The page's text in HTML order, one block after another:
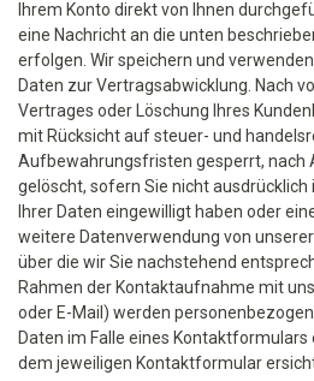
Ihrem Konto direkt von Ihnen
eine Nachricht an die unten
erfolgen. Wir speichern und
Daten zur Vertragsabwicklung. Nach
Vertrages oder Löschung Ihres
mit Rücksicht auf steuer- und
Aufbewahrungsfristen gesperrt, nach
gelöscht, sofern Sie nicht
Ihrer Daten eingewilligt haben oder
weitere Datenverwendung von
über die wir Sie nachstehend
Rahmen der Kontaktaufnahme mit
oder E-Mail) werden
Daten im Falle eines
dem jeweiligen Kontaktformular